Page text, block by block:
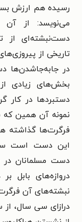
رسیده هم ارزش
می‌نویسد: از آن
دست‌نبشته‌ای از
تاریخی از
در جابه‌جاشدن‌ها
بخش‌های زیادی
دستبردها در کار
نمونه آن همین که
فرگرت‌ها گذاشته
این دست است
دست مسلمانان
دروازه‌های بابل
نبشته‌های آن فرگرت